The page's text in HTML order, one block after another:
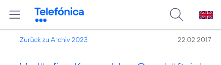
Zurück zu Archiv 2023 22.02.2017